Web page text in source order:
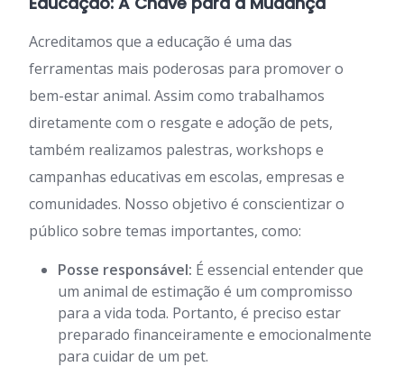
Acreditamos que a educação é uma das
ferramentas mais poderosas para promover o
bem-estar animal. Assim como trabalhamos
diretamente com o resgate e adoção de pets,
também realizamos palestras, workshops e
campanhas educativas em escolas, empresas e
comunidades. Nosso objetivo é conscientizar o
público sobre temas importantes, como:
Posse responsável: É essencial entender que
um animal de estimação é um compromisso
para a vida toda. Portanto, é preciso estar
preparado financeiramente e emocionalmente
para cuidar de um pet.